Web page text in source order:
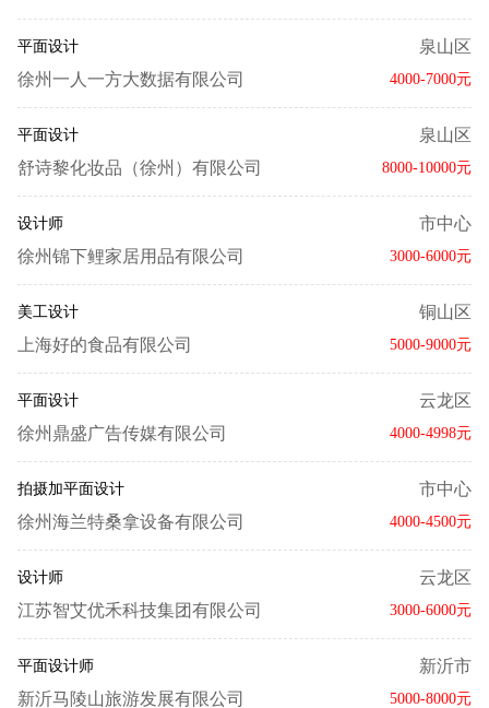
平面设计
泉山区
徐州一人一方大数据有限公司
4000-7000元
平面设计
泉山区
舒诗黎化妆品（徐州）有限公司
8000-10000元
设计师
市中心
徐州锦下鲤家居用品有限公司
3000-6000元
美工设计
铜山区
上海好的食品有限公司
5000-9000元
平面设计
云龙区
徐州鼎盛广告传媒有限公司
4000-4998元
拍摄加平面设计
市中心
徐州海兰特桑拿设备有限公司
4000-4500元
设计师
云龙区
江苏智艾优禾科技集团有限公司
3000-6000元
平面设计师
新沂市
新沂马陵山旅游发展有限公司
5000-8000元